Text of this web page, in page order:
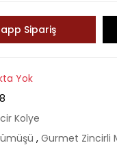
Sipariş
Yok
Kolye
, Gurmet Zincirli